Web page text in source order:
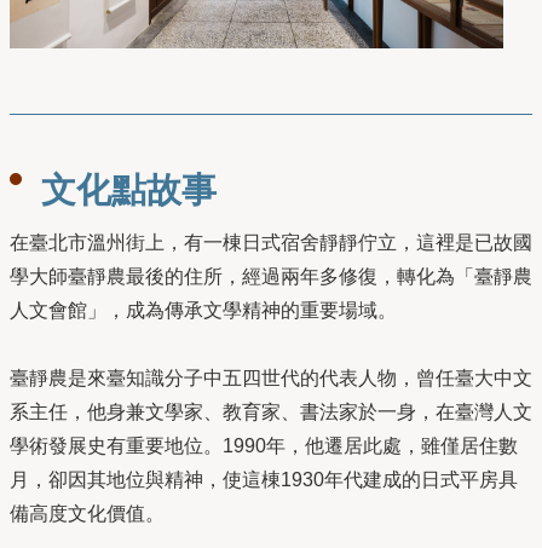
文化點故事
在臺北市溫州街上，有一棟日式宿舍靜靜佇立，這裡是已故國
學大師臺靜農最後的住所，經過兩年多修復，轉化為「臺靜農
人文會館」，成為傳承文學精神的重要場域。
臺靜農是來臺知識分子中五四世代的代表人物，曾任臺大中文
系主任，他身兼文學家、教育家、書法家於一身，在臺灣人文
學術發展史有重要地位。1990年，他遷居此處，雖僅居住數
月，卻因其地位與精神，使這棟1930年代建成的日式平房具
備高度文化價值。